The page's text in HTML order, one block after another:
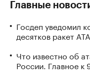
Главные
Госдеп уведомил
десятков ракет
Что известно об
России. Главное к